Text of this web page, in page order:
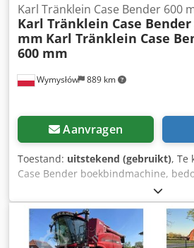
Wymysłów 889 km
Karl Tränklein Case Bender 600
Karl Tränklein Case Bender
mm Karl Tränklein Case
600 mm
Aanvragen
Toestand: uitstekend (gebruikt), Te
Case Bender boekbindmachine,
en buigen van ruggen van harde
apparaat geeft omslagen de juiste
perfect aansluiten op het boekblok.
De machine is uitgerust met